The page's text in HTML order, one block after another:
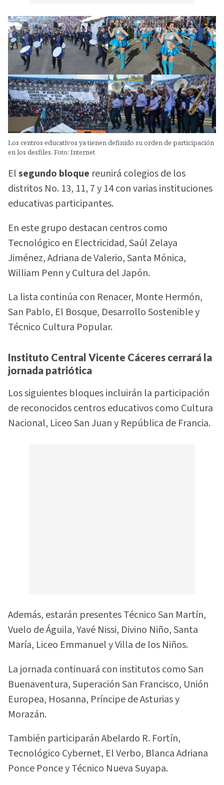
Los centros educativos ya tienen definido su orden de participación
en los desfiles. Foto: Internet
Elsegundo bloque reunirá colegios de los
distritos No. 13, 11, 7 y 14 con varias instituciones
educativas participantes.
En este grupo destacan centros como
Tecnológico en Electricidad, Saúl Zelaya
Jiménez, Adriana de Valerio, Santa Mónica,
William Penn y Cultura del Japón.
La lista continúa con Renacer, Monte Hermón,
San Pablo, El Bosque, Desarrollo Sostenible y
Técnico Cultura Popular.
Instituto Central Vicente Cáceres cerrará la
jornada patriótica
Los siguientes bloques incluirán la participación
de reconocidos centros educativos como Cultura
Nacional, Liceo San Juan y República de Francia.
Además, estarán presentes Técnico San Martín,
Vuelo de Águila, Yavé Nissi, Divino Niño, Santa
María, Liceo Emmanuel y Villa de los Niños.
La jornada continuará con institutos como San
Buenaventura, Superación San Francisco, Unión
Europea, Hosanna, Príncipe de Asturias y
Morazán.
También participarán Abelardo R. Fortín,
Tecnológico Cybernet, El Verbo, Blanca Adriana
Ponce Ponce y Técnico Nueva Suyapa.